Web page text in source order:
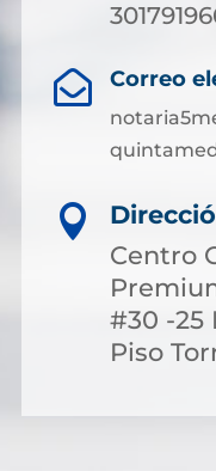
 Correo

Centro
#30 -25
Piso